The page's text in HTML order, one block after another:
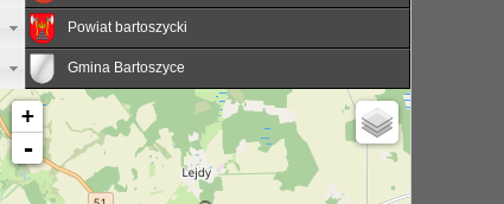
Powiat bartoszycki
Gmina Bartoszyce
+
-